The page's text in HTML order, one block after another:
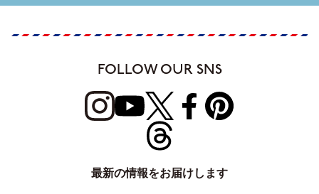
FOLLOW OUR SNS
最新の情報をお届けします